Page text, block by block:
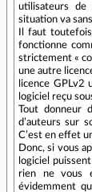
utilisateurs de
situation va
Il faut
fonctionne
strictement «
une autre
licence
logiciel reçu
Tout donneur
d’auteurs sur
C’est en effet
Donc, si vous
logiciel
rien ne vous
évidemment